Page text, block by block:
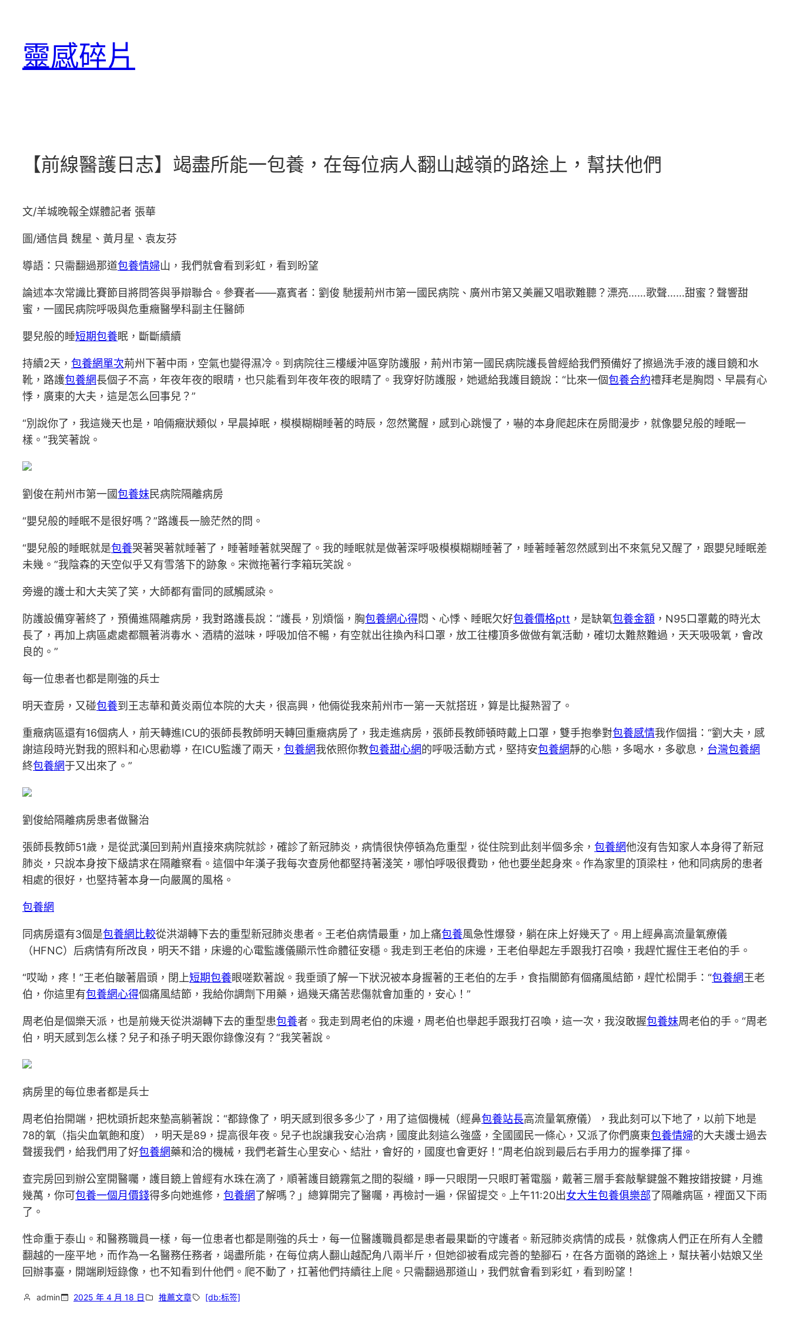
靈感碎片
【前線醫護日志】竭盡所能一包養，在每位病人翻山越嶺的路途上，幫扶他們
文/羊城晚報全媒體記者 張華
圖/通信員 魏星、黃月星、袁友芬
導語：只需翻過那道包養情婦山，我們就會看到彩虹，看到盼望
論述本次常識比賽節目將問答與爭辯聯合。參賽者——嘉賓者：劉俊 馳援荊州市第一國民病院、廣州市第又美麗又唱歌難聽？漂亮……歌聲……甜蜜？聲響甜
蜜，一國民病院呼吸與危重癥醫學科副主任醫師
嬰兒般的睡短期包養眠，斷斷續續
持續2天， 包養網單次荊州下著中雨，空氣也變得濕冷。到病院往三樓緩沖區穿防護服，荊州市第一國民病院護長曾經給我們預備好了擦過洗手液的護目鏡和水
靴，路護包養網長個子不高，年夜年夜的眼睛，也只能看到年夜年夜的眼睛了。我穿好防護服，她遞給我護目鏡說：“比來一個包養合約禮拜老是胸悶、早晨有心
悸，廣東的大夫，這是怎么回事兒？”
“別說你了，我這幾天也是，咱倆癥狀類似，早晨掉眠，模模糊糊睡著的時辰，忽然驚醒，感到心跳慢了，嚇的本身爬起床在房間漫步，就像嬰兒般的睡眠一
樣。”我笑著說。
劉俊在荊州市第一國包養妹民病院隔離病房
“嬰兒般的睡眠不是很好嗎？”路護長一臉茫然的問。
“嬰兒般的睡眠就是包養哭著哭著就睡著了，睡著睡著就哭醒了。我的睡眠就是做著深呼吸模模糊糊睡著了，睡著睡著忽然感到出不來氣兒又醒了，跟嬰兒睡眠差
未幾。”我陰森的天空似乎又有雪落下的跡象。宋微拖著行李箱玩笑說。
旁邊的護士和大夫笑了笑，大師都有雷同的感觸感染。
防護設備穿著終了，預備進隔離病房，我對路護長說：“護長，別煩惱，胸包養網心得悶、心悸、睡眠欠好包養價格ptt ，是缺氧包養金額 ，N95口罩戴的時光太
長了，再加上病區處處都飄著消毒水、酒精的滋味，呼吸加倍不暢，有空就出往換內科口罩，放工往樓頂多做做有氧活動，確切太難熬難過，天天吸吸氧，會改
良的。”
每一位患者也都是剛強的兵士
明天查房，又碰包養到王志華和黃炎兩位本院的大夫，很高興，他倆從我來荊州市一第一天就搭班，算是比擬熟習了。
重癥病區還有16個病人，前天轉進ICU的張師長教師明天轉回重癥病房了，我走進病房，張師長教師頓時戴上口罩，雙手抱拳對包養感情我作個揖：“劉大夫，感
謝這段時光對我的照料和心思勸導，在ICU監護了兩天， 包養網我依照你教包養甜心網的呼吸活動方式，堅持安包養網靜的心態，多喝水，多歇息， 台灣包養網
終包養網于又出來了。”
劉俊給隔離病房患者做醫治
張師長教師51歲，是從武漢回到荊州直接來病院就診，確診了新冠肺炎，病情很快停頓為危重型，從住院到此刻半個多余， 包養網他沒有告知家人本身得了新冠
肺炎，只說本身按下級請求在隔離察看。這個中年漢子我每次查房他都堅持著淺笑，哪怕呼吸很費勁，他也要坐起身來。作為家里的頂梁柱，他和同病房的患者
相處的很好，也堅持著本身一向嚴厲的風格。
包養網
同病房還有3個是包養網比較從洪湖轉下去的重型新冠肺炎患者。王老伯病情最重，加上痛包養風急性爆發，躺在床上好幾天了。用上經鼻高流量氧療儀
（HFNC）后病情有所改良，明天不錯，床邊的心電監護儀顯示性命體征安穩。我走到王老伯的床邊，王老伯舉起左手跟我打召喚，我趕忙握住王老伯的手。
“哎呦，疼！”王老伯皺著眉頭，閉上短期包養眼嗟歎著說。我垂頭了解一下狀況被本身握著的王老伯的左手，食指關節有個痛風結節，趕忙松開手：“包養網王老
伯，你這里有包養網心得個痛風結節，我給你調劑下用藥，過幾天痛苦悲傷就會加重的，安心！”
周老伯是個樂天派，也是前幾天從洪湖轉下去的重型患包養者。我走到周老伯的床邊，周老伯也舉起手跟我打召喚，這一次，我沒敢握包養妹周老伯的手。“周老
伯，明天感到怎么樣？兒子和孫子明天跟你錄像沒有？”我笑著說。
病房里的每位患者都是兵士
周老伯抬開端，把枕頭折起來墊高躺著說：“都錄像了，明天感到很多多少了，用了這個機械（經鼻包養站長高流量氧療儀），我此刻可以下地了，以前下地是
78的氧（指尖血氧飽和度），明天是89，提高很年夜。兒子也說讓我安心治病，國度此刻這么強盛，全國國民一條心，又派了你們廣東包養情婦的大夫護士過去
聲援我們，給我們用了好包養網藥和洽的機械，我們老蒼生心里安心、結壯，會好的，國度也會更好！”周老伯說到最后右手用力的握拳揮了揮。
查完房回到辦公室開醫囑，護目鏡上曾經有水珠在滴了，順著護目鏡霧氣之間的裂縫，睜一只眼閉一只眼盯著電腦，戴著三層手套敲擊鍵盤不難按錯按鍵，月進
幾萬，你可包養一個月價錢得多向她進修， 包養網了解嗎？」總算開完了醫囑，再檢討一遍，保留提交。上午11:20出女大生包養俱樂部了隔離病區，裡面又下雨
了。
性命重于泰山。和醫務職員一樣，每一位患者也都是剛強的兵士，每一位醫護職員都是患者最果斷的守護者。新冠肺炎病情的成長，就像病人們正在所有人全體
翻越的一座平地，而作為一名醫務任務者，竭盡所能，在每位病人翻山越配角八兩半斤，但她卻被看成完善的墊腳石，在各方面嶺的路途上，幫扶著小姑娘又坐
回辦事臺，開端刷短錄像，也不知看到什他們。爬不動了，扛著他們持續往上爬。只需翻過那道山，我們就會看到彩虹，看到盼望！
admin 2025 年 4 月 18 日 推薦文章 [db:标签]